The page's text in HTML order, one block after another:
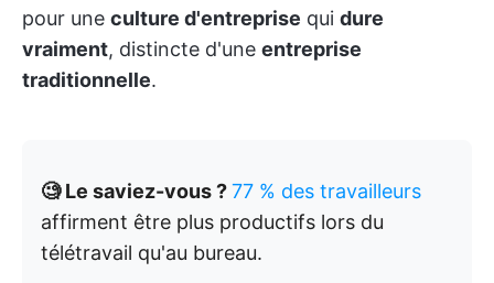
pour une culture d'entreprise qui dure
vraiment, distincte d'une entreprise
traditionnelle.
🧐 Le saviez-vous ?77 % des travailleurs
affirment être plus productifs lors du
télétravail qu'au bureau.